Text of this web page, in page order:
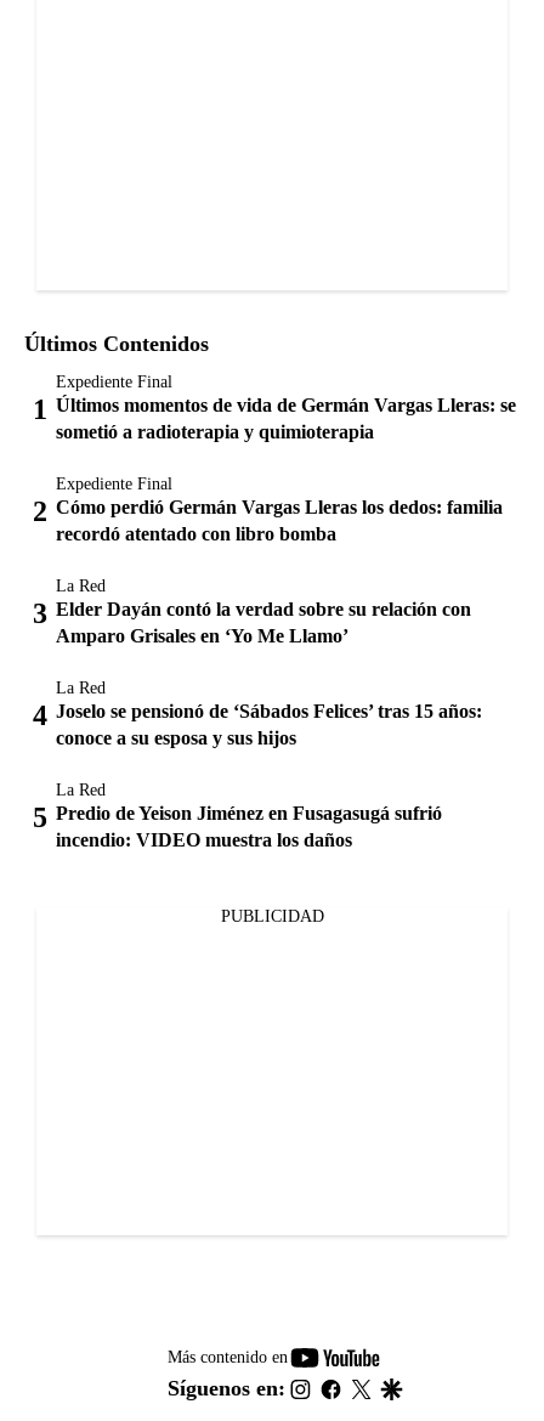
Últimos Contenidos
Expediente Final
Últimos momentos de vida de Germán Vargas Lleras: se
sometió a radioterapia y quimioterapia
Expediente Final
Cómo perdió Germán Vargas Lleras los dedos: familia
recordó atentado con libro bomba
La Red
Elder Dayán contó la verdad sobre su relación con
Amparo Grisales en ‘Yo Me Llamo’
La Red
Joselo se pensionó de ‘Sábados Felices’ tras 15 años:
conoce a su esposa y sus hijos
La Red
Predio de Yeison Jiménez en Fusagasugá sufrió
incendio: VIDEO muestra los daños
PUBLICIDAD
Más contenido en
youtube-
footer
Síguenos en: instagram
facebook
twitter